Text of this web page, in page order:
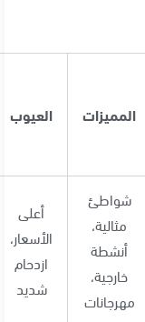
المميزات العيوب
شواطئ
مثالية،
أنشطة
خارجية،
مهرجانات
أعلى
الأسعار،
ازدحام
شديد